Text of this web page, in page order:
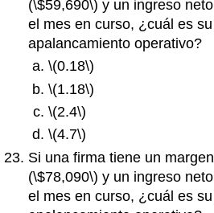
(\$59,690\) y un ingreso
el mes en curso, ¿cuál es
apalancamiento operativo?
\(0.18\)
\(1.18\)
\(2.4\)
\(4.7\)
Si una firma tiene un
(\$78,090\) y un ingreso
el mes en curso, ¿cuál es